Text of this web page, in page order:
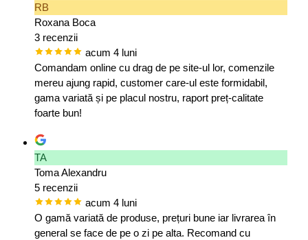
RB
Roxana Boca
3 recenzii
acum 4 luni
Comandam online cu drag de pe site-ul lor, comenzile
mereu ajung rapid, customer care-ul este formidabil,
gama variată și pe placul nostru, raport preț-calitate
foarte bun!
TA
Toma Alexandru
5 recenzii
acum 4 luni
O gamă variată de produse, prețuri bune iar livrarea în
general se face de pe o zi pe alta. Recomand cu